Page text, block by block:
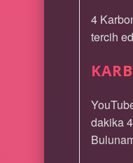
4
tercih
dakika